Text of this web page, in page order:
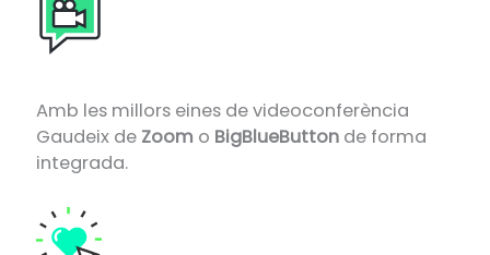
Amb les millors eines de videoconferència
Gaudeix de Zoom o BigBlueButtonde forma
integrada.